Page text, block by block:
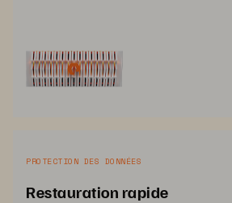
PROTECTION DES DONNÉES
Restauration rapide